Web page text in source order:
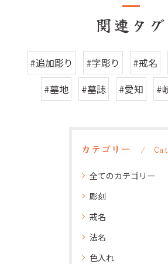
関連タグ
#追加彫り #字彫り #戒名
#墓地
#墓誌 #愛知 #
カテゴリー
全てのカテゴリー
彫刻
戒名
法名
色入れ